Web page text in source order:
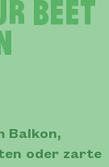
Beet
Balkon,
oder zarte